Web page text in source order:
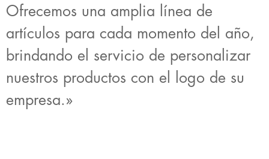
Ofrecemos una amplia línea de
artículos para cada momento del año,
brindando el servicio de personalizar
nuestros productos con el logo de su
empresa.»